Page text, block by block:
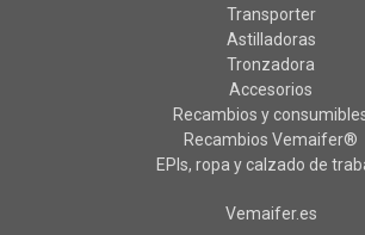
Transporter
Astilladoras
Tronzadora
Accesorios
Recambios y
Recambios Vemaifer®
EPIs, ropa y calzado de
Vemaifer.es